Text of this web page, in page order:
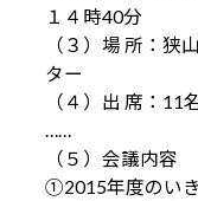
１４時40分
（３）場 所：狭
ター
（４）出 席：11
……
（５）会議内容
①2015年度のい